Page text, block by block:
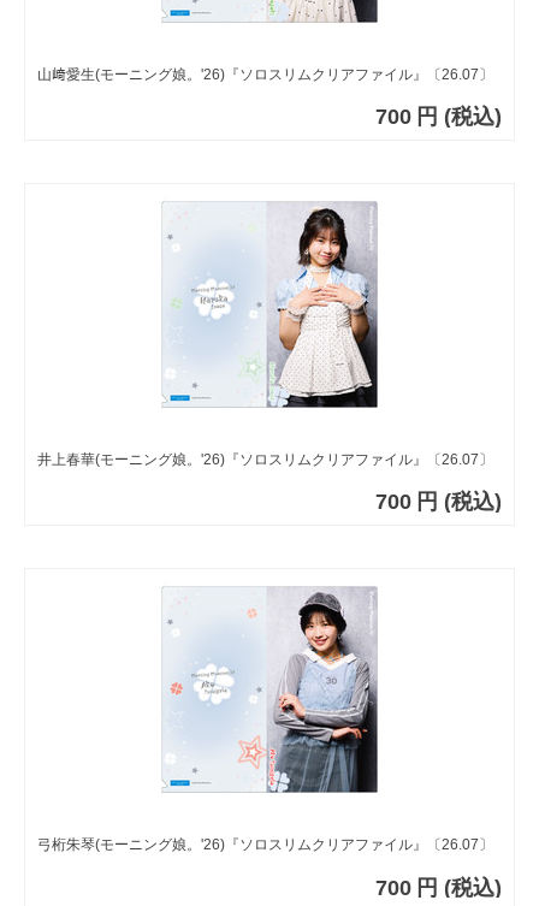
山﨑愛生(モーニング娘。'26)『ソロスリムクリアファイル』〔26.07〕
700 円 (税込)
井上春華(モーニング娘。'26)『ソロスリムクリアファイル』〔26.07〕
700 円 (税込)
弓桁朱琴(モーニング娘。'26)『ソロスリムクリアファイル』〔26.07〕
700 円 (税込)